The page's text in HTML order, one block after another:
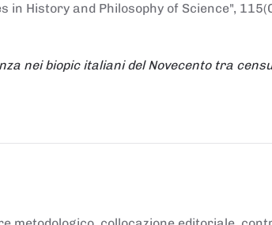
in History and Philosophy of Science",
nei biopic italiani del Novecento tra